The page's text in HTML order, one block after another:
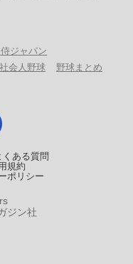
ジャパン
社会人野球 野球まとめ
くある質問
規約
ポリシー
ジン社